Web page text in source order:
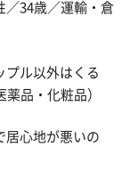
34歳／運輸・倉
プル以外はくる
品・化粧品）
居心地が悪いの